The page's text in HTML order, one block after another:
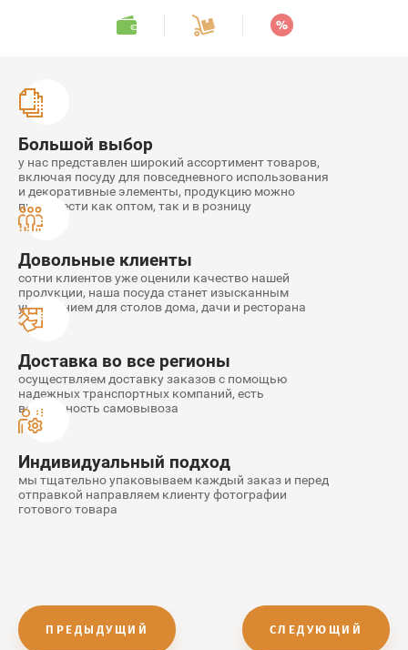
D41
D42
Большой выбор
у нас представлен широкий ассортимент товаров,
включая посуду для повседневного использования
и декоративные элементы, продукцию можно
приобрести как оптом, так и в розницу
Довольные клиенты
сотни клиентов уже оценили качество нашей
продукции, наша посуда станет изысканным
украшением для столов дома, дачи и ресторана
Доставка во все регионы
осуществляем доставку заказов с помощью
надежных транспортных компаний, есть
возможность самовывоза
Индивидуальный подход
мы тщательно упаковываем каждый заказ и перед
отправкой направляем клиенту фотографии
готового товара
ПРЕДЫДУЩИЙ СЛЕДУЮЩИЙ